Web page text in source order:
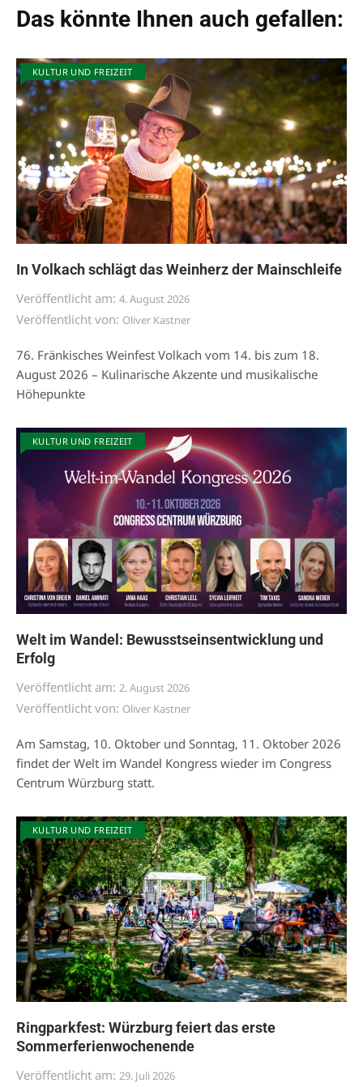
Das könnte Ihnen auch gefallen:
KULTUR UND FREIZEIT
In Volkach schlägt das Weinherz der Mainschleife
Veröffentlicht am: 4. August 2026
Veröffentlicht von: Oliver Kastner
76. Fränkisches Weinfest Volkach vom 14. bis zum 18.
August 2026 – Kulinarische Akzente und musikalische
Höhepunkte
KULTUR UND FREIZEIT
Welt im Wandel: Bewusstseinsentwicklung und
Erfolg
Veröffentlicht am: 2. August 2026
Veröffentlicht von: Oliver Kastner
Am Samstag, 10. Oktober und Sonntag, 11. Oktober 2026
findet der Welt im Wandel Kongress wieder im Congress
Centrum Würzburg statt.
KULTUR UND FREIZEIT
Ringparkfest: Würzburg feiert das erste
Sommerferienwochenende
Veröffentlicht am: 29. Juli 2026